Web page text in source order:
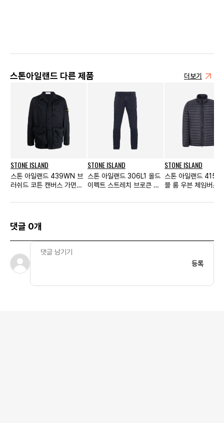
스톤아일랜드 다른 제품 더보기
STONE ISLAND
스톤 아일랜드 439WN 브
러쉬드 코튼 캔버스 가먼트
이비 블루 - 22SS
STONE ISLAND
스톤 아일랜드 306L1 올드
이펙트 스트레치 브로큰 트
비 블루 - 22FW
STONE ISLAND
스톤 아일랜드
블 룸 우븐 체임버스
루 - 23SS
댓글 0개
등록